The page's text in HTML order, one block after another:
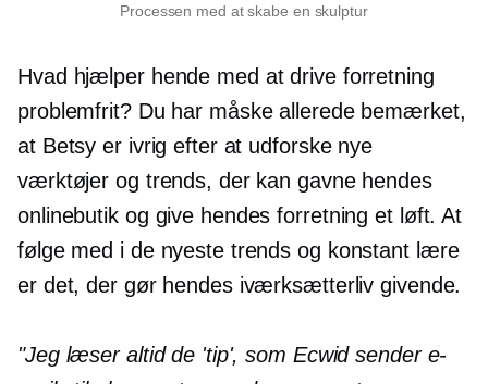
Processen med at skabe en skulptur
Hvad hjælper hende med at drive forretning
problemfrit? Du har måske allerede bemærket,
at Betsy er ivrig efter at udforske nye
værktøjer og trends, der kan gavne hendes
onlinebutik og give hendes forretning et løft. At
følge med i de nyeste trends og konstant lære
er det, der gør hendes iværksætterliv givende.
"Jeg læser altid de 'tip', som Ecwid sender e-